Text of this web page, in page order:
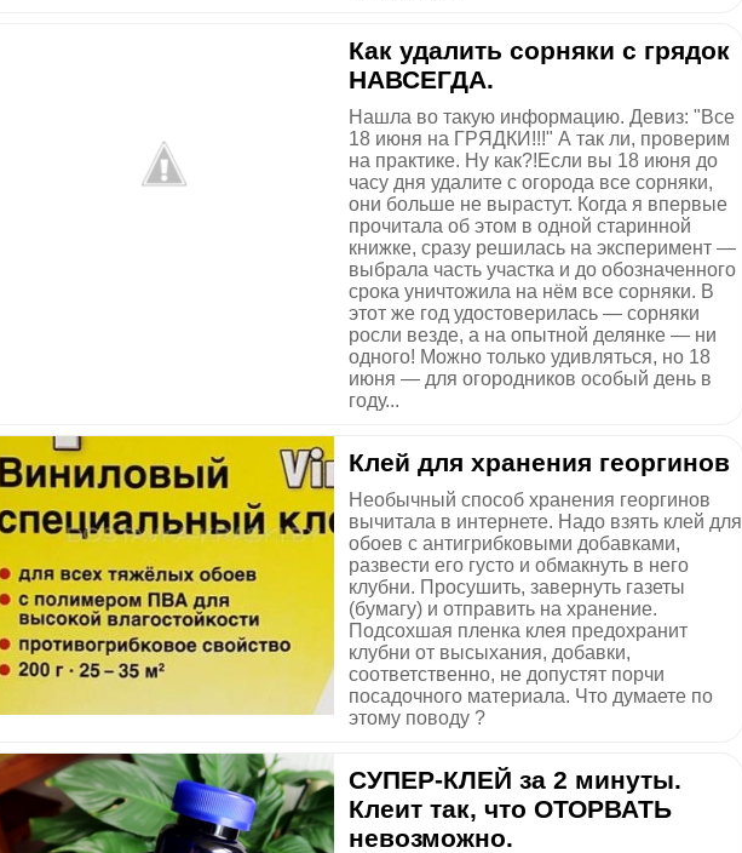
Как удалить сорняки с грядок
НАВСЕГДА.
Нашла во такую информацию. Девиз: "Все
18 июня на ГРЯДКИ!!!" А так ли, проверим
на практике. Ну как?!Если вы 18 июня до
часу дня удалите с огорода все сорняки,
они больше не вырастут. Когда я впервые
прочитала об этом в одной старинной
книжке, сразу решилась на эксперимент —
выбрала часть участка и до обозначенного
срока уничтожила на нём все сорняки. В
этот же год удостоверилась — сорняки
росли везде, а на опытной делянке — ни
одного! Можно только удивляться, но 18
июня — для огородников особый день в
году...
Клей для хранения георгинов
Необычный способ хранения георгинов
вычитала в интернете. Надо взять клей для
обоев с антигрибковыми добавками,
развести его густо и обмакнуть в него
клубни. Просушить, завернуть газеты
(бумагу) и отправить на хранение.
Подсохшая пленка клея предохранит
клубни от высыхания, добавки,
соответственно, не допустят порчи
посадочного материала. Что думаете по
этому поводу ?
СУПЕР-КЛЕЙ за 2 минуты.
Клеит так, что ОТОРВАТЬ
невозможно.